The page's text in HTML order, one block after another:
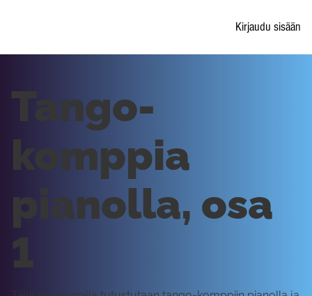
Kirjaudu sisään
Tango-
komppia
pianolla, osa
1